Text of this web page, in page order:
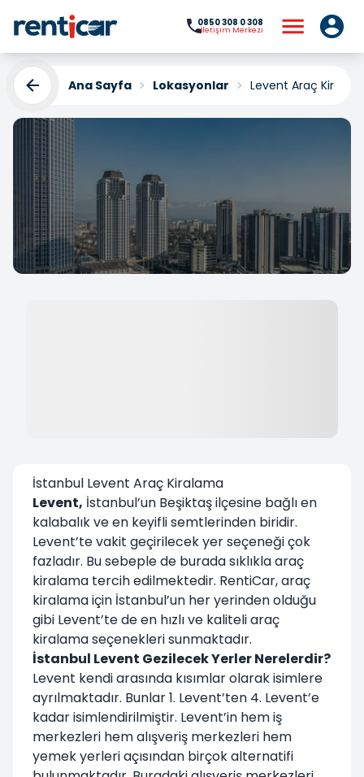
0850 308 0 308
İletişim Merkezi
Ana Sayfa Lokasyonlar Levent Araç
Levent Araç Kiralama
İstanbul Levent Araç Kiralama
Levent, İstanbul’un Beşiktaş ilçesine bağlı en
kalabalık ve en keyifli semtlerinden biridir.
Levent’te vakit geçirilecek yer seçeneği çok
fazladır. Bu sebeple de burada sıklıkla araç
kiralama tercih edilmektedir. RentiCar, araç
kiralama için İstanbul’un her yerinden olduğu
gibi Levent’te de en hızlı ve kaliteli araç
kiralama seçenekleri sunmaktadır.
İstanbul Levent Gezilecek Yerler Nerelerdir?
Levent kendi arasında kısımlar olarak isimlere
ayrılmaktadır. Bunlar 1. Levent’ten 4. Levent’e
kadar isimlendirilmiştir. Levent’in hem iş
merkezleri hem alışveriş merkezleri hem
yemek yerleri açısından birçok alternatifi